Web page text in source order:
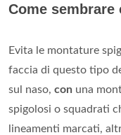
Come
Evita le montature
faccia di questo tipo
sul naso, con una
spigolosi o squadrati
lineamenti marcati,